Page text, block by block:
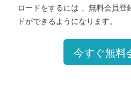
ロードをするには 、無料会員
ドができるようになります。
今すぐ無料